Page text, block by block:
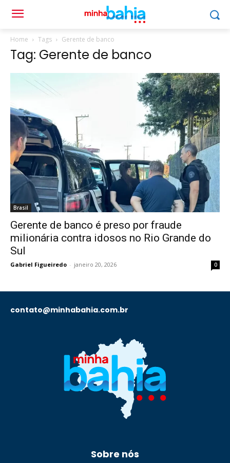
Home Tags Gerente de banco
Tag: Gerente de banco
Brasil
Gerente de banco é preso por fraude
milionária contra idosos no Rio Grande do
Sul
Gabriel Figueiredo - janeiro 20, 2026 0
contato@minhabahia.com.br
Sobre nós